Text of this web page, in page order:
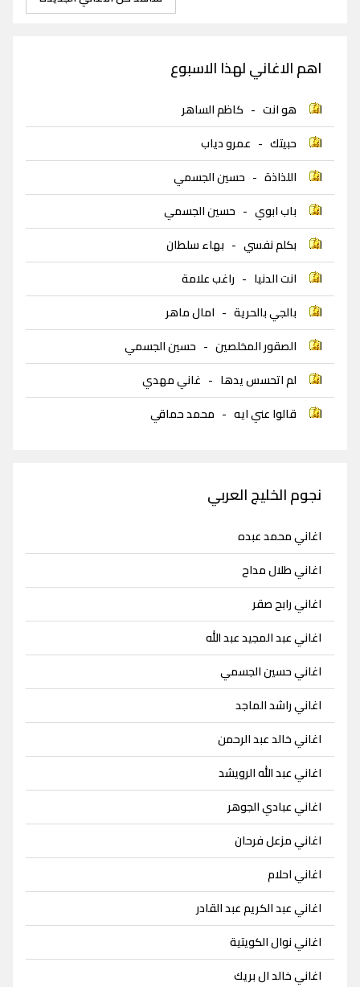
اهم الاغاني لهذا الاسبوع
هو انت - كاظم الساهر
حبيتك - عمرو دياب
اللذاذة - حسين الجسمي
باب ابوي - حسين الجسمي
بكلم نفسي - بهاء سلطان
انت الدنيا - راغب علامة
بالجي بالحرية - امال ماهر
الصقور المخلصين - حسين الجسمي
لم اتحسس يدها - غاني مهدي
قالوا عني ايه - محمد حماقي
نجوم الخليج العربي
اغاني محمد عبده
اغاني طلال مداح
اغاني رابح صقر
اغاني عبد المجيد عبد الله
اغاني حسين الجسمي
اغاني راشد الماجد
اغاني خالد عبد الرحمن
اغاني عبد الله الرويشد
اغاني عبادي الجوهر
اغاني مزعل فرحان
اغاني احلام
اغاني عبد الكريم عبد القادر
اغاني نوال الكويتية
اغاني خالد ال بريك